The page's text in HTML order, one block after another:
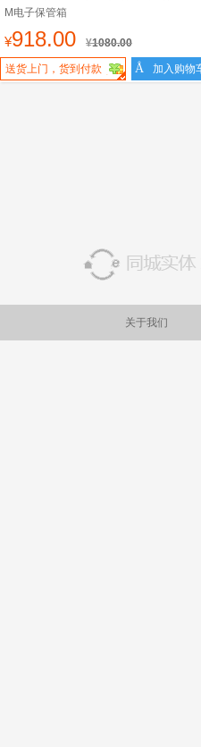
M电子保管箱
¥918.00 ¥1080.00
送货上门，货到付款 Å 加入购物
关于我们